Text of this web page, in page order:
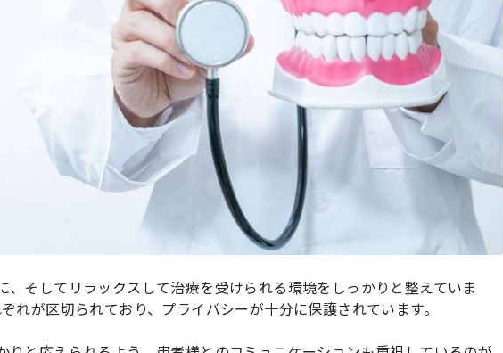
、そしてリラックスして治療を受けられる環境をしっかりと整えていま
れが区切られており、プライバシーが十分に保護されています。